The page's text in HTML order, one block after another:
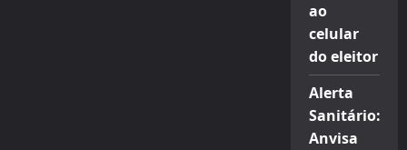
ao
celular
do eleitor
Alerta
Sanitário:
Anvisa